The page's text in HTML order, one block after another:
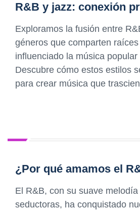
R&B y jazz: conexión
Exploramos la fusión entre
géneros que comparten
influenciado la música popular
Descubre cómo estos estilos
para crear música que
¿Por qué amamos el
El R&B, con su suave
seductoras, ha conquistado